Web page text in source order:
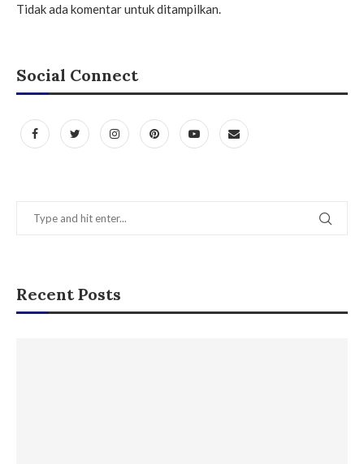
Tidak ada komentar untuk ditampilkan.
Social Connect
Recent Posts